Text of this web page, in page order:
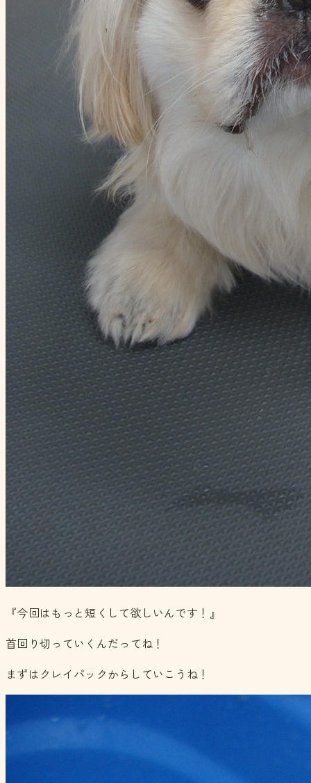
『今回はもっと短くして欲しいんです！』
首回り切っていくんだってね！
まずはクレイパックからしていこうね！